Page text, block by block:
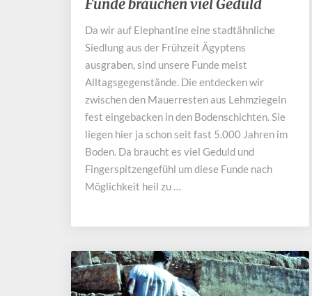
Grabungs
brauchen
viel
Geduld
Funde brauchen viel Geduld
Da wir auf Elephantine eine stadtähnliche
Siedlung aus der Frühzeit Ägyptens
ausgraben, sind unsere Funde meist
Alltagsgegenstände. Die entdecken wir
zwischen den Mauerresten aus Lehmziegeln
fest eingebacken in den Bodenschichten. Sie
liegen hier ja schon seit fast 5.000 Jahren im
Boden. Da braucht es viel Geduld und
Fingerspitzengefühl um diese Funde nach
Möglichkeit heil zu …